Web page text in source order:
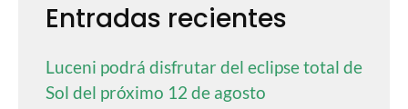
Entradas recientes
Luceni podrá disfrutar del eclipse total de
Sol del próximo 12 de agosto